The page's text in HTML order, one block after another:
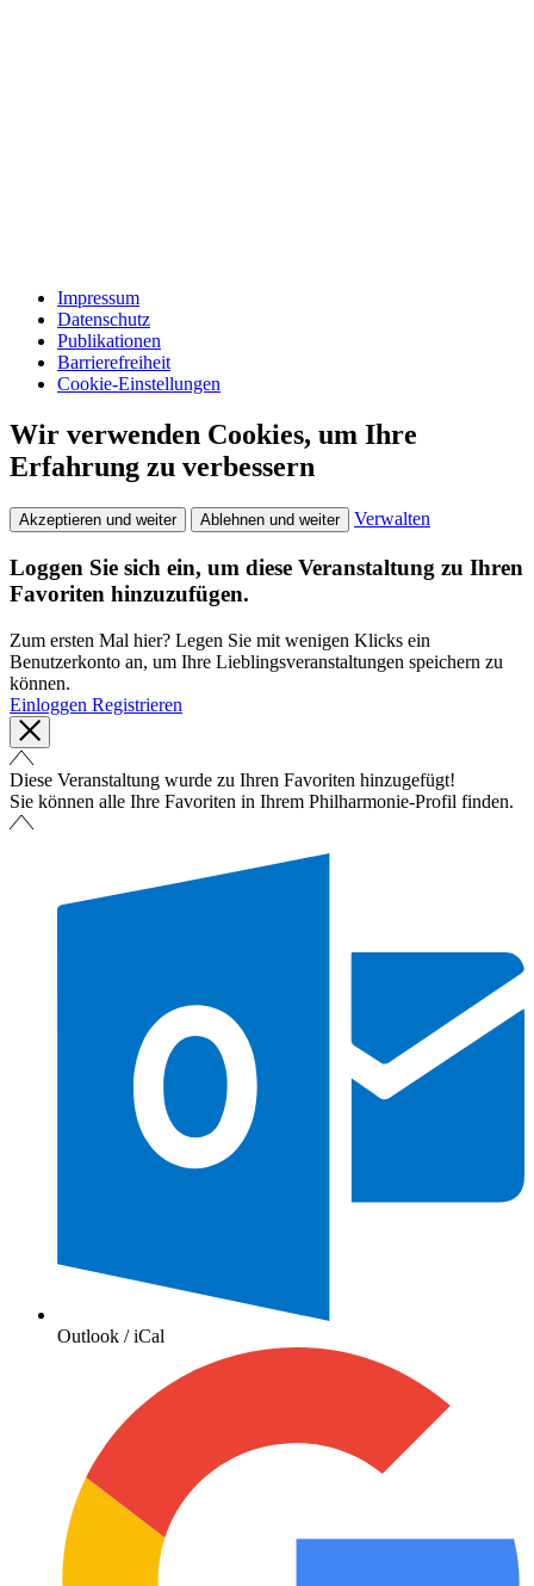
Impressum
Datenschutz
Publikationen
Barrierefreiheit
Cookie-Einstellungen
Wir verwenden Cookies, um Ihre
Erfahrung zu verbessern
Akzeptieren und weiter Ablehnen und weiter Verwalten
Loggen Sie sich ein, um diese Veranstaltung zu Ihren
Favoriten hinzuzufügen.
Zum ersten Mal hier? Legen Sie mit wenigen Klicks ein
Benutzerkonto an, um Ihre Lieblingsveranstaltungen speichern zu
können.
Einloggen Registrieren
Diese Veranstaltung wurde zu Ihren Favoriten hinzugefügt!
Sie können alle Ihre Favoriten in Ihrem Philharmonie-Profil finden.
Outlook / iCal